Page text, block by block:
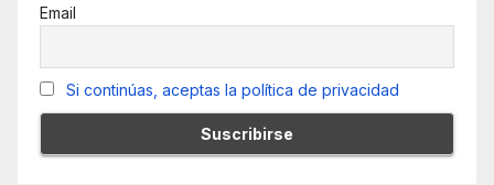
Email
Si continúas, aceptas la política de privacidad